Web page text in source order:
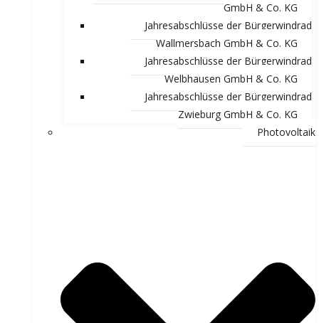
GmbH & Co. KG
Jahresabschlüsse der Bürgerwindrad
Wallmersbach GmbH & Co. KG
Jahresabschlüsse der Bürgerwindrad
Welbhausen GmbH & Co. KG
Jahresabschlüsse der Bürgerwindrad
Zwieburg GmbH & Co. KG
Photovoltaik